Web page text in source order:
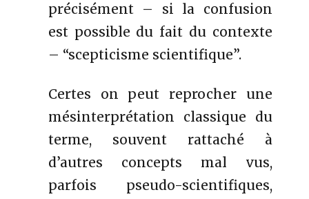
précisément – si la confusion
est possible du fait du contexte
– “scepticisme scientifique”.
Certes on peut reprocher une
mésinterprétation classique du
terme, souvent rattaché à
d’autres concepts mal vus,
parfois pseudo-scientifiques,